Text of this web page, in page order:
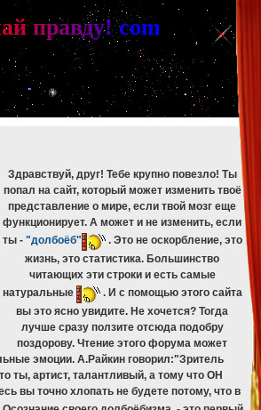
file [ROOT]/phpbb/db/driver/mysqli.php
mysqli_result
file[ROOT]/phpbb/db/driver/mysqli.php 329
mysqli_result
[ROOT]/phpbb/db/driver/mysqli.php on line 265
mysqli_result
file [ROOT]/phpbb/db/driver/mysqli.php on line329
mysqli_result
[ROOT]/phpbb/db/driver/mysqli.php on line 265
mysqli_result
[ROOT]/phpbb/db/driver/mysqli.php on line329:
mysqli_result
ай правду! com
Здравствуй, друг! Тебе крупно повезло! Ты
попал на сайт, который может изменить твоё
представление о мире, если твой мозг еще
функционирует. А может и не изменить, если
ты - "долбоёб"
. Это не оскорбление, это
жизнь, это статистика. Большинство
читающих эти строки и есть самые
натуральные
. И с помощью этого сайта
вы это ясно увидите. Не хочется? Тогда
лучше сразу ползите отсюда подобру
поздорову. Чтение этого форума может
эмоции. А.Райкин говорил:"Зритель
ты, артист, талантливый, а тому что ОН
вы точно хлопать не будете потому, что в